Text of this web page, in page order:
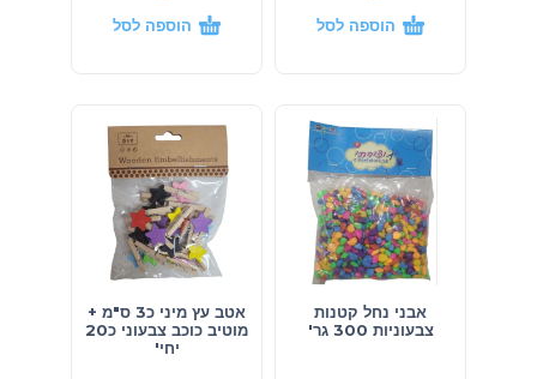
הוספה לסל הוספה לסל
אבני נחל קטנות
צבעוניות 300 גר'
אטב עץ מיני כ3 ס"מ +
מוטיב כוכב צבעוני כ20
יחי'